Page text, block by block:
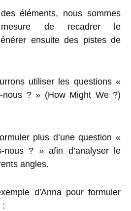
éléments, nous sommes
mesure de recadrer le
ensuite des pistes de
utiliser les questions «
nous ? » (How Might We ?)
plus d’une question «
nous ? » afin d’analyser le
angles.
d'Anna pour formuler
: